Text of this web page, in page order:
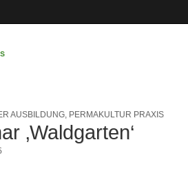
AUSBILDUNG PERMAKULTUR PRAXIS
‚Waldgarten‘